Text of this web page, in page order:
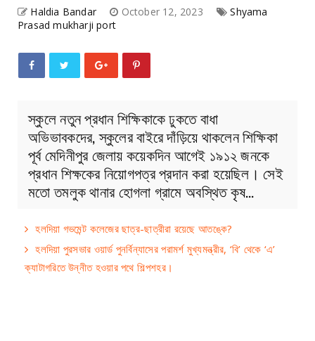
Haldia Bandar October 12, 2023
Shyama
Prasad mukharji port
স্কুলে নতুন প্রধান শিক্ষিকাকে ঢুকতে বাধা
অভিভাবকদের, স্কুলের বাইরে দাঁড়িয়ে থাকলেন শিক্ষিকা
পূর্ব মেদিনীপুর জেলায় কয়েকদিন আগেই ১৯১২ জনকে
প্রধান শিক্ষকের নিয়োগপত্র প্রদান করা হয়েছিল। সেই
মতো তমলুক থানার হোগলা গ্রামে অবস্থিত কৃষ…
হলদিয়া গভমেন্ট কলেজের ছাত্র-ছাত্রীরা রয়েছে আতঙ্কে?
হলদিয়া পুরসভার ওয়ার্ড পুনর্বিন্যাসের পরামর্শ মুখ্যমন্ত্রীর, ‘বি’ থেকে ‘এ’
ক্যাটাগরিতে উন্নীত হওয়ার পথে শিল্পশহর।